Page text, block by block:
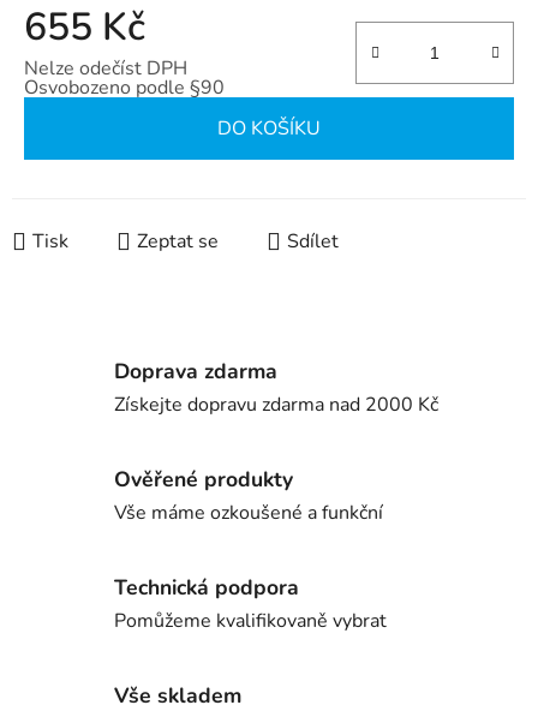
655 Kč
Nelze odečíst DPH
Osvobozeno podle §90
DO KOŠÍKU
Tisk Zeptat se Sdílet
Doprava zdarma
Získejte dopravu zdarma nad 2000 Kč
Ověřené produkty
Vše máme ozkoušené a funkční
Technická podpora
Pomůžeme kvalifikovaně vybrat
Vše skladem